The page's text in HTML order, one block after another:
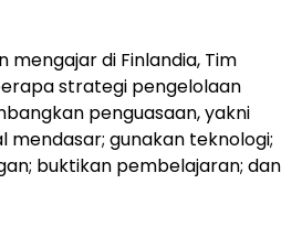
mengajar di Finlandia, Tim
strategi pengelolaan
penguasaan, yakni
mendasar; gunakan teknologi;
buktikan pembelajaran; dan